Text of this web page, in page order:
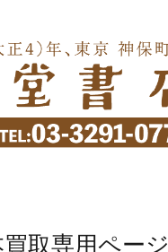
取専用ページ